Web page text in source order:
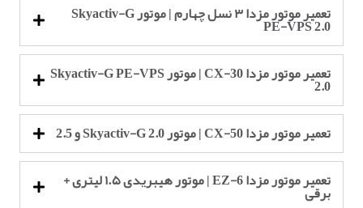
تعمیر موتور مزدا ۳ نسل چهارم | موتور Skyactiv-G
PE-VPS 2.0
تعمیر موتور مزدا CX-30 | موتور Skyactiv-G PE-VPS
2.0
تعمیر موتور مزدا CX-50 | موتور Skyactiv-G 2.0 و 2.5
تعمیر موتور مزدا EZ-6 | موتور هیبریدی ۱.۵ لیتری +
برقی